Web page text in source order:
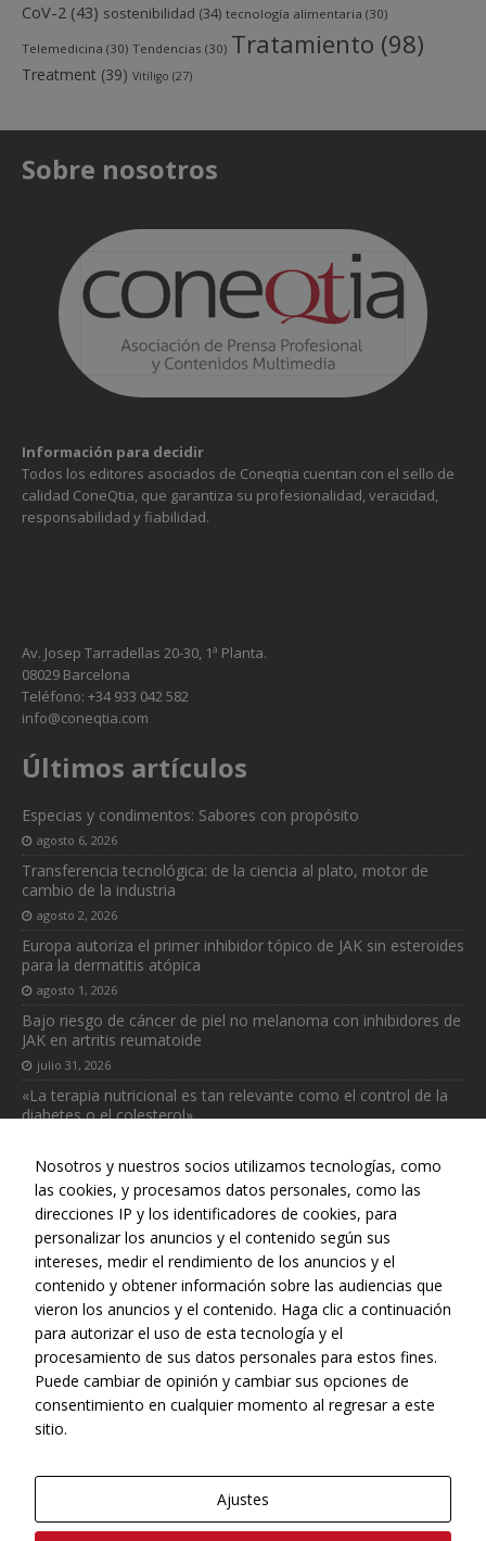
CoV-2 (43) sostenibilidad (34) tecnología alimentaria (30)
Telemedicina (30) Tendencias (30) Tratamiento (98)
Treatment (39) Vitíligo (27)
Sobre nosotros
Información para decidir
Todos los editores asociados de Coneqtia cuentan con el sello de
calidad ConeQtia, que garantiza su profesionalidad, veracidad,
responsabilidad y fiabilidad.
Av. Josep Tarradellas 20-30, 1ª Planta.
08029 Barcelona
Teléfono: +34 933 042 582
info@coneqtia.com
Últimos artículos
Especias y condimentos: Sabores con propósito
agosto 6, 2026
Transferencia tecnológica: de la ciencia al plato, motor de
cambio de la industria
agosto 2, 2026
Europa autoriza el primer inhibidor tópico de JAK sin esteroides
para la dermatitis atópica
agosto 1, 2026
Bajo riesgo de cáncer de piel no melanoma con inhibidores de
JAK en artritis reumatoide
julio 31, 2026
«La terapia nutricional es tan relevante como el control de la
diabetes o el colesterol»
Web realizada con el patrocinio del Centro Español de Derechos
Reprográficos
Nosotros y nuestros socios utilizamos tecnologías, como
las cookies, y procesamos datos personales, como las
direcciones IP y los identificadores de cookies, para
personalizar los anuncios y el contenido según sus
intereses, medir el rendimiento de los anuncios y el
contenido y obtener información sobre las audiencias que
vieron los anuncios y el contenido. Haga clic a continuación
para autorizar el uso de esta tecnología y el
procesamiento de sus datos personales para estos fines.
Puede cambiar de opinión y cambiar sus opciones de
consentimiento en cualquier momento al regresar a este
sitio.
Ajustes
Necesarias
Estas
cookies no
opcionales.
Son
necesarias
para que
funcione la
web.
Estadísticas
Para que
podamos
mejorar la